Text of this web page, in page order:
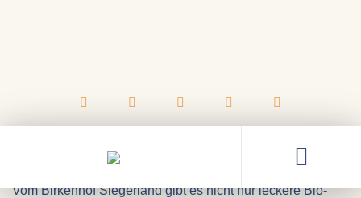
Veranstaltungen auf dem
Vom Birkenhof Siegerland gibt es nicht nur leckere Bio-